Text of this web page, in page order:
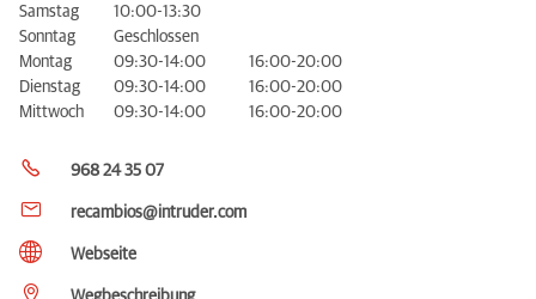
Samstag
10:00-13:30
Sonntag
Geschlossen
Montag
09:30-14:00
16:00-20:00
Dienstag
09:30-14:00
16:00-20:00
Mittwoch
09:30-14:00 16:00-20:00
968 24 35 07
recambios@intruder.com
Webseite